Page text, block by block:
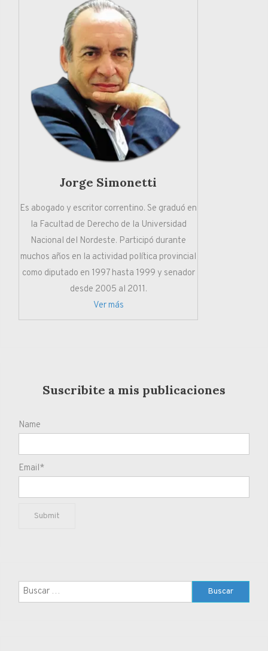
Jorge Simonetti
Es abogado y escritor correntino. Se graduó en
la Facultad de Derecho de la Universidad
Nacional del Nordeste. Participó durante
muchos años en la actividad política provincial
como diputado en 1997 hasta 1999 y senador
desde 2005 al 2011.
Ver más
Suscribite a mis publicaciones
Name
Email*
Buscar: